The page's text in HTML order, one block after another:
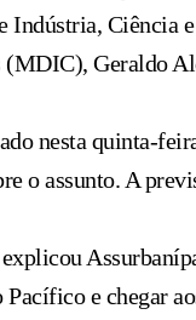
Indústria,
(MDIC), Geraldo
nesta quinta-
o assunto. A
e chegar